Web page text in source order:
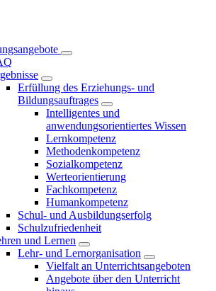
Erfüllung des Erziehungs- und
Bildungsauftrages
Intelligentes und
anwendungsorientiertes Wissen
Lernkompetenz
Methodenkompetenz
Sozialkompetenz
Werteorientierung
Fachkompetenz
Humankompetenz
Schul- und Ausbildungserfolg
Schulzufriedenheit
und Lernen
Lehr- und Lernorganisation
Vielfalt an Unterrichtsangeboten
Angebote über den Unterricht